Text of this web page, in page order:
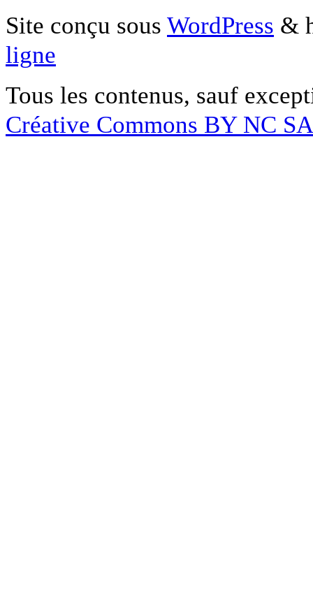
Site conçu sous WordPress &
ligne
Tous les contenus, sauf
Créative Commons BY NC SA